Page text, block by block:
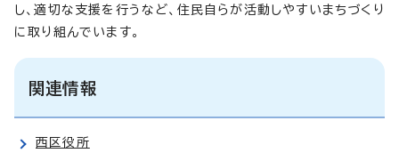
し、適切な支援を行うなど、住民自らが活動しやすいまちづくり
に取り組んでいます。
関連情報
西区役所